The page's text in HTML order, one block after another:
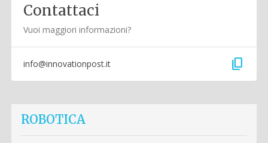
Contattaci
Vuoi maggiori informazioni?
info@innovationpost.it content_copy
ROBOTICA